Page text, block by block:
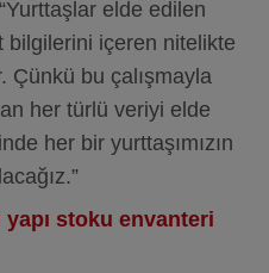
elde edilen
bilgilerini içeren nitelikte
Çünkü bu çalışmayla
her türlü veriyi elde
her bir yurttaşımızın
yapı stoku envanteri